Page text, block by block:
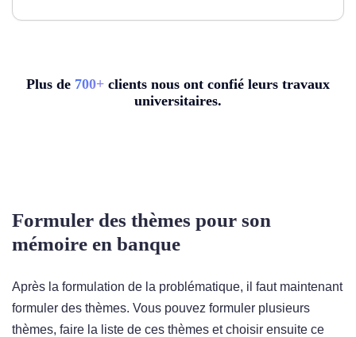
Plus de 700+ clients nous ont confié leurs travaux
universitaires.
Formuler des thèmes pour son
mémoire en banque
Après la formulation de la problématique, il faut maintenant
formuler des thèmes. Vous pouvez formuler plusieurs
thèmes, faire la liste de ces thèmes et choisir ensuite ce